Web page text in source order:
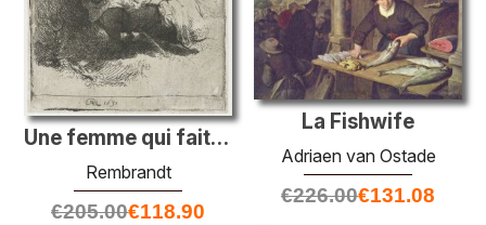
Une femme qui fait de l'eau
Rembrandt
€205.00€118.90
La Fishwife
Adriaen van Ostade
€226.00€131.08